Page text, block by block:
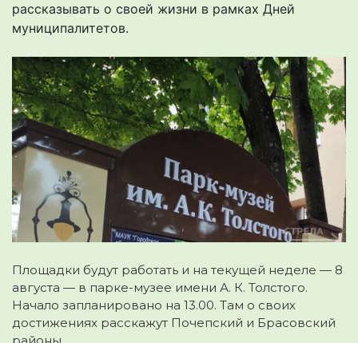
рассказывать о своей жизни в рамках Дней
муниципалитетов.
Площадки будут работать и на текущей неделе — 8
августа — в парке-музее имени А. К. Толстого.
Начало запланировано на 13.00. Там о своих
достижениях расскажут Почепский и Брасовский